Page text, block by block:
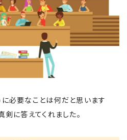
必要なことは何だと思います
剣に答えてくれました。